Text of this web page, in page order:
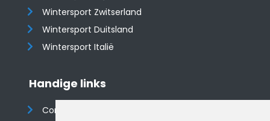
Wintersport Zwitserland
Wintersport Duitsland
Wintersport Italië
Handige links
Contact